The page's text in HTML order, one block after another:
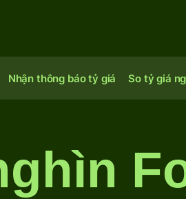
Nhận thông báo tỷ giá So tỷ giá